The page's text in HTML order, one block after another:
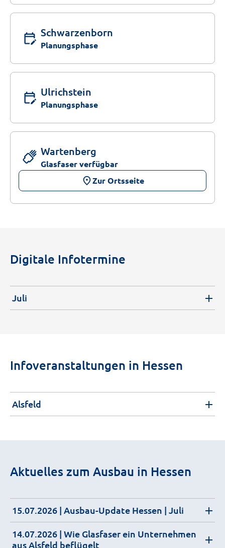
edit_calendar Schwarzenborn
Planungsphase
edit_calendar Ulrichstein
Planungsphase
Wartenberg
Glasfaser verfügbar
placeZur Ortsseite
Digitale Infotermine
Juli
Infoveranstaltungen in Hessen
Alsfeld
Aktuelles zum Ausbau in Hessen
15.07.2026 | Ausbau-Update Hessen | Juli
14.07.2026 | Wie Glasfaser ein Unternehmen
aus Alsfeld beflügelt